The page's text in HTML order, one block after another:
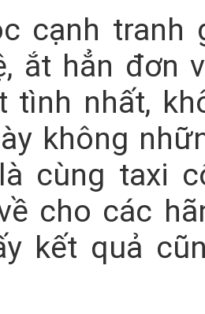
cạnh tranh
ắt hẳn đơn
tình nhất,
không
cùng taxi
cho các
kết quả